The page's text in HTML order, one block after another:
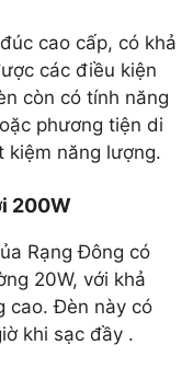
cao cấp, có khả
các điều kiện
còn có tính năng
phương tiện di
kiệm năng lượng.
200W
Rạng Đông có
20W, với khả
cao. Đèn này có
khi sạc đầy .